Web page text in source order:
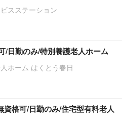
スステーション
/日勤のみ/特別養護老人ホーム
ホーム はくとう春日
資格可/日勤のみ/住宅型有料老人